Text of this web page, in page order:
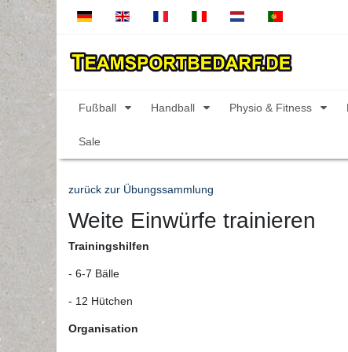
Fußball Handball Physio & Fitness
Sale
zurück zur Übungssammlung
Weite Einwürfe trainieren
Trainingshilfen
- 6-7 Bälle
- 12 Hütchen
Organisation